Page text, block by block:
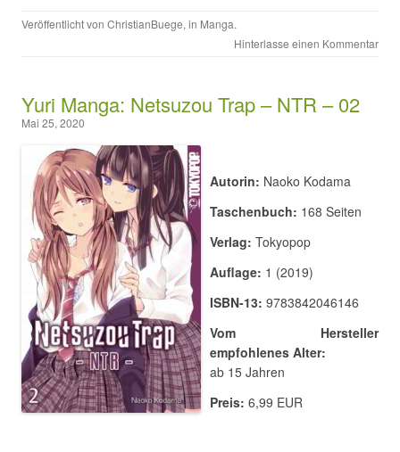
Veröffentlicht von ChristianBuege, in Manga.
Hinterlasse einen Kommentar
Yuri Manga: Netsuzou Trap – NTR – 02
Mai 25, 2020
Autorin: Naoko Kodama
Taschenbuch: 168 Seiten
Verlag: Tokyopop
Auflage: 1 (2019)
ISBN-13: 9783842046146
Vom Hersteller
empfohlenes Alter:
ab 15 Jahren
Preis: 6,99 EUR